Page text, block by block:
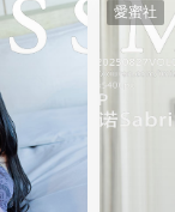
愛蜜社